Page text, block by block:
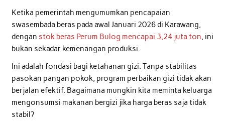
Ketika pemerintah mengumumkan pencapaian
swasembada beras pada awal Januari 2026 di Karawang,
dengan stok beras Perum Bulog mencapai 3,24 juta ton, ini
bukan sekadar kemenangan produksi.
Ini adalah fondasi bagi ketahanan gizi. Tanpa stabilitas
pasokan pangan pokok, program perbaikan gizi tidak akan
berjalan efektif. Bagaimana mungkin kita meminta keluarga
mengonsumsi makanan bergizi jika harga beras saja tidak
stabil?